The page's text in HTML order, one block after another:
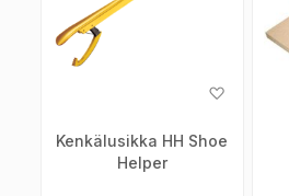
Kenkälusikka HH Shoe
Helper